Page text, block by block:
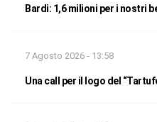
Bardi: 1,6 milioni per i nostri
7 Agosto 2026 - 13:58
Una call per il logo del